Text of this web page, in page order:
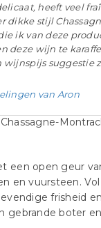
heeft veel
dikke stijl
ik van deze
deze wijn te
wijnspijs suggestie
van Aron
een open geur
en vuursteen.
frisheid
gebrande boter